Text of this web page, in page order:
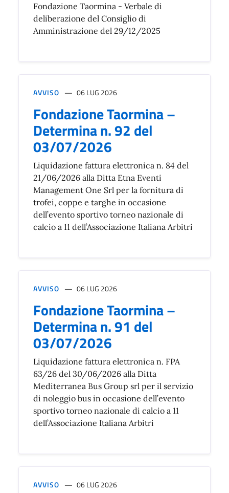
Fondazione Taormina - Verbale di
deliberazione del Consiglio di
Amministrazione del 29/12/2025
AVVISO 06 LUG 2026
Fondazione Taormina –
Determina n. 92 del
03/07/2026
Liquidazione fattura elettronica n. 84 del
21/06/2026 alla Ditta Etna Eventi
Management One Srl per la fornitura di
trofei, coppe e targhe in occasione
dell’evento sportivo torneo nazionale di
calcio a 11 dell’Associazione Italiana Arbitri
AVVISO 06 LUG 2026
Fondazione Taormina –
Determina n. 91 del
03/07/2026
Liquidazione fattura elettronica n. FPA
63/26 del 30/06/2026 alla Ditta
Mediterranea Bus Group srl per il servizio
di noleggio bus in occasione dell’evento
sportivo torneo nazionale di calcio a 11
dell’Associazione Italiana Arbitri
AVVISO 06 LUG 2026